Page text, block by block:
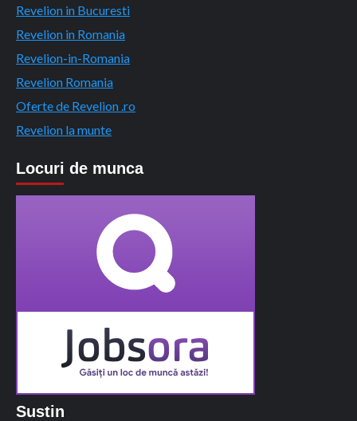
Revelion in Bucuresti
Revelion in Romania
Revelion-in-Romania
Revelion Romania
Oferte de Revelion .ro
Revelion la munte
Locuri de munca
Sustin